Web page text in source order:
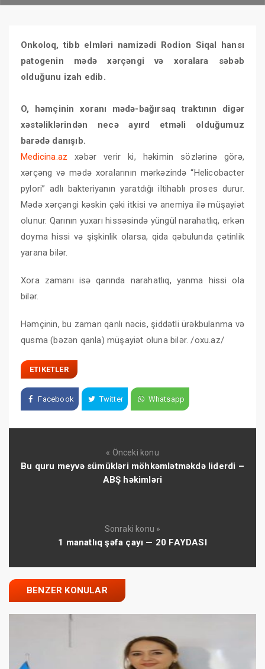
Onkoloq, tibb elmləri namizədi Rodion Siqal hansı
patogenin mədə xərçəngi və xoralara səbəb
olduğunu izah edib.
O, həmçinin xoranı mədə-bağırsaq traktının digər
xəstəliklərindən necə ayırd etməli olduğumuz
barədə danışıb.
Medicina.azxəbər verir ki, həkimin sözlərinə görə,
xərçəng və mədə xoralarının mərkəzində “Helicobacter
pylori” adlı bakteriyanın yaratdığı iltihablı proses durur.
Mədə xərçəngi kəskin çəki itkisi və anemiya ilə müşayiət
olunur. Qarının yuxarı hissəsində yüngül narahatlıq, erkən
doyma hissi və şişkinlik olarsa, qida qəbulunda çətinlik
yarana bilər.
Xora zamanı isə qarında narahatlıq, yanma hissi ola
bilər.
Həmçinin, bu zaman qanlı nəcis, şiddətli ürəkbulanma və
qusma (bəzən qanla) müşayiət oluna bilər. /oxu.az/
ETIKETLER
Facebook Twitter Whatsapp
« Önceki konu
Bu quru meyvə sümükləri möhkəmlətməkdə liderdi –
ABŞ həkimləri
Sonraki konu »
1 manatlıq şəfa çayı — 20 FAYDASI
BENZER KONULAR